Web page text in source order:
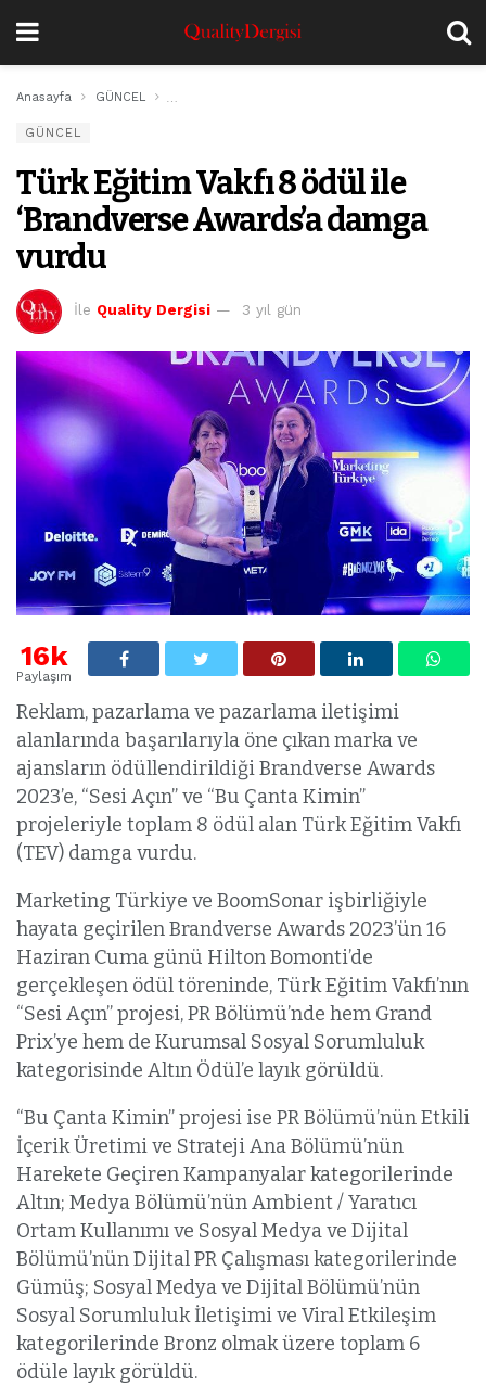
Anasayfa GÜNCEL
GÜNCEL
Türk Eğitim Vakfı 8 ödül ile
‘Brandverse Awards’a damga
vurdu
İle Quality Dergisi 3 yıl gün
16k
Paylaşım
Reklam, pazarlama ve pazarlama iletişimi
alanlarında başarılarıyla öne çıkan marka ve
ajansların ödüllendirildiği Brandverse Awards
2023’e, “Sesi Açın” ve “Bu Çanta Kimin”
projeleriyle toplam 8 ödül alan Türk Eğitim Vakfı
(TEV) damga vurdu.
Marketing Türkiye ve BoomSonar işbirliğiyle
hayata geçirilen Brandverse Awards 2023’ün 16
Haziran Cuma günü Hilton Bomonti’de
gerçekleşen ödül töreninde, Türk Eğitim Vakfı’nın
“Sesi Açın” projesi, PR Bölümü’nde hem Grand
Prix’ye hem de Kurumsal Sosyal Sorumluluk
kategorisinde Altın Ödül’e layık görüldü.
“Bu Çanta Kimin” projesi ise PR Bölümü’nün Etkili
İçerik Üretimi ve Strateji Ana Bölümü’nün
Harekete Geçiren Kampanyalar kategorilerinde
Altın; Medya Bölümü’nün Ambient / Yaratıcı
Ortam Kullanımı ve Sosyal Medya ve Dijital
Bölümü’nün Dijital PR Çalışması kategorilerinde
Gümüş; Sosyal Medya ve Dijital Bölümü’nün
Sosyal Sorumluluk İletişimi ve Viral Etkileşim
kategorilerinde Bronz olmak üzere toplam 6
ödüle layık görüldü.